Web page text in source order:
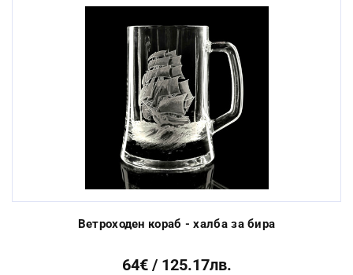
Ветроходен кораб - халба за бира
64€ / 125.17лв.